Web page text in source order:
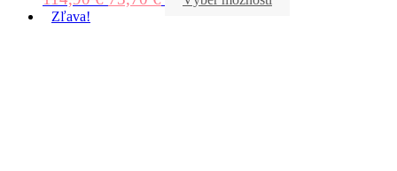
Zľava!